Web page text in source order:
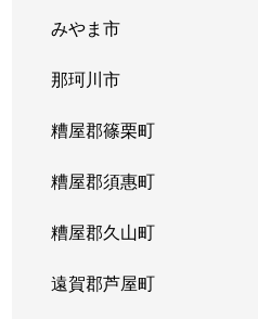
みやま市
那珂川市
糟屋郡篠栗町
糟屋郡須惠町
糟屋郡久山町
遠賀郡芦屋町